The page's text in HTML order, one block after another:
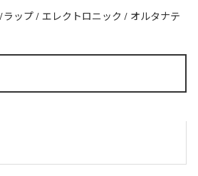
ラップ / エレクトロニック / オルタナテ